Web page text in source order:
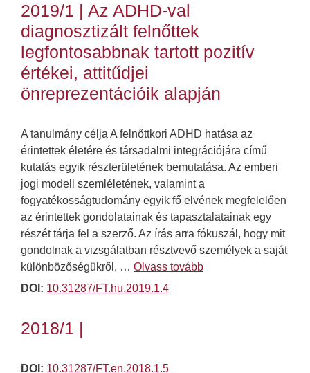
2019/1 | Az ADHD-val
diagnosztizált felnőttek
legfontosabbnak tartott pozitív
értékei, attitűdjei
önreprezentációik alapján
A tanulmány célja A felnőttkori ADHD hatása az
érintettek életére és társadalmi integrációjára című
kutatás egyik részterületének bemutatása. Az emberi
jogi modell szemléletének, valamint a
fogyatékosságtudomány egyik fő elvének megfelelően
az érintettek gondolatainak és tapasztalatainak egy
részét tárja fel a szerző. Az írás arra fókuszál, hogy mit
gondolnak a vizsgálatban résztvevő személyek a saját
különbözőségükről, … Olvass tovább
DOI: 10.31287/FT.hu.2019.1.4
2018/1 |
DOI: 10.31287/FT.en.2018.1.5